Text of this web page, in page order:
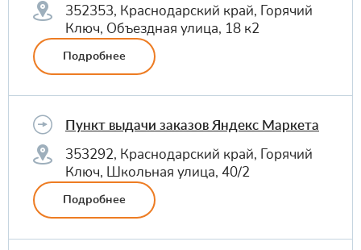
352353, Краснодарский край, Горячий
Ключ, Объездная улица, 18 к2
Подробнее
Пункт выдачи заказов Яндекс Маркета
353292, Краснодарский край, Горячий
Ключ, Школьная улица, 40/2
Подробнее